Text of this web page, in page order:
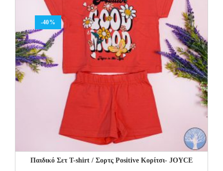
-40%
Παιδικό Σετ Τ-shirt / Σορτς Positive Κορίτσι- JOYCE